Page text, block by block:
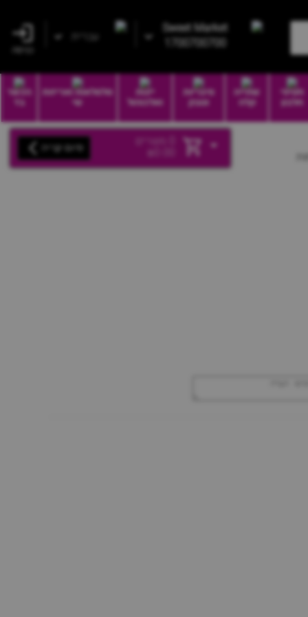
עברית
Sweet Market
1700700700
חטיפי
חלבון
שתייה
קלה
סיגריות
וטבק
יינות
ואלכוהול
סלסלאות ואריזות
שי
הכשר
בד
מוצרים
₪ סיום קנייה